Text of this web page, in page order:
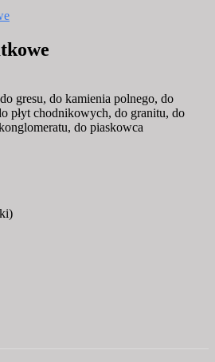
gresu, do kamienia polnego, do
płyt chodnikowych, do granitu, do
do piaskowca